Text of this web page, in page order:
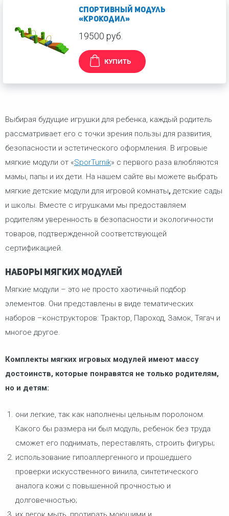
Спортивный модуль
«Крокодил»
19500 руб.
КУПИТЬ
Выбирая будущие игрушки для ребенка, каждый родитель
рассматривает его с точки зрения пользы для развития,
безопасности и эстетического оформления. В игровые
мягкие модули от «SporTurnik» с первого раза влюбляются
мамы, папы и их дети. На нашем сайте вы можете выбрать
мягкие детские модули для игровой комнаты, детские сады
и школы. Вместе с игрушками мы предоставляем
родителям уверенность в безопасности и экологичности
товаров, подтвержденной соответствующей
сертификацией.
Наборы мягких модулей
Мягкие модули – это не просто хаотичный подбор
элементов. Они представлены в виде тематических
наборов –конструкторов: Трактор, Пароход, Замок, Тягач и
многое другое.
Комплекты мягких игровых модулей имеют массу
достоинств, которые понравятся не только родителям,
но и детям:
они легкие, так как наполнены цельным поролоном.
Какого бы размера ни был модуль, ребенок без труда
сможет его поднимать, переставлять, строить фигуры;
использование гипоаллергенного и прошедшего
проверки искусственного винила, синтетического
аналога кожи с повышенной прочностью и
долговечностью;